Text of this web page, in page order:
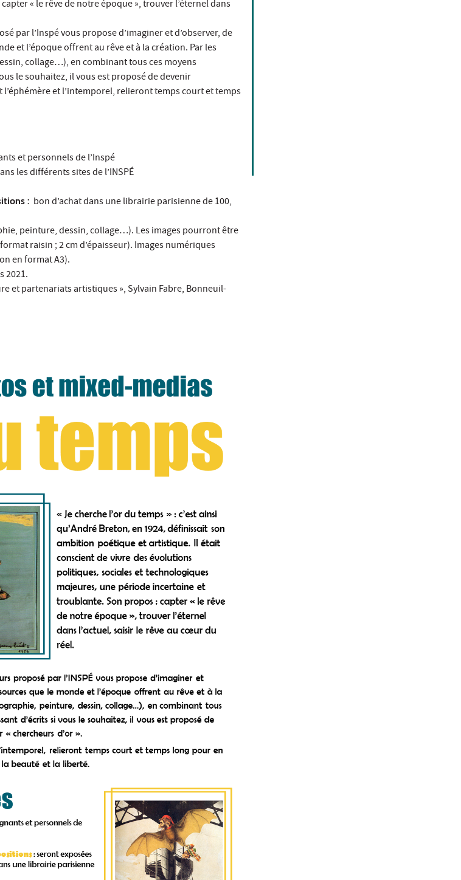
« le rêve de notre époque », trouver l’éternel dans
par l’Inspé vous propose d’imaginer et d’observer, de
et l’époque offrent au rêve et à la création. Par les
collage…), en combinant tous ces moyens
le souhaitez, il vous est proposé de devenir
et l’intemporel, relieront temps court et temps
et personnels de l’Inspé
les différents sites de l’INSPÉ
: bon d’achat dans une librairie parisienne de 100,
peinture, dessin, collage…). Les images pourront être
raisin ; 2 cm d’épaisseur). Images numériques
en format A3).
2021.
et partenariats artistiques », Sylvain Fabre, Bonneuil-